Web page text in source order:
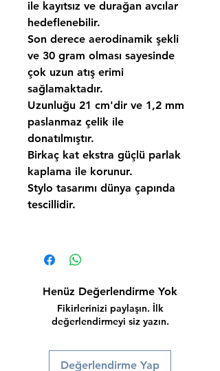
ile kayıtsız ve durağan avcılar
hedeflenebilir.
Son derece aerodinamik şekli
ve 30 gram olması sayesinde
çok uzun atış erimi
sağlamaktadır.
Uzunluğu 21 cm'dir ve 1,2 mm
paslanmaz çelik ile
donatılmıştır.
Birkaç kat ekstra güçlü parlak
kaplama ile korunur.
Stylo tasarımı dünya çapında
tescillidir.
Henüz Değerlendirme Yok
Fikirlerinizi paylaşın. İlk
değerlendirmeyi siz yazın.
Değerlendirme Yap